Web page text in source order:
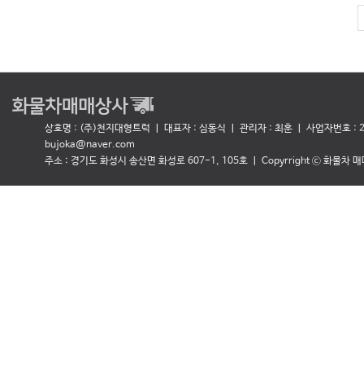
상호명 : (주)천지대형트럭 ㅣ 대표자 : 심동식 ㅣ 관리자 : 최훈 ㅣ 사업자번
bujoka@naver.com
주소 : 경기도 화성시 송산면 화성로 607-1, 105호 ㅣ Copyrright ⓒ 화물차